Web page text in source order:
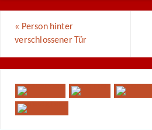
« Person hinter
verschlossener Tür